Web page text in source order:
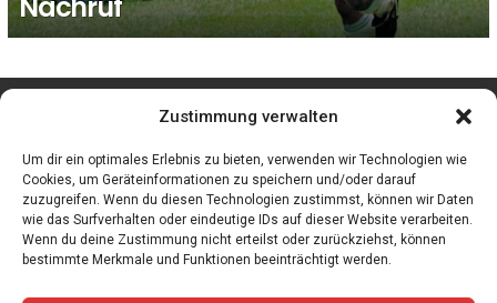
Zustimmung verwalten
Um dir ein optimales Erlebnis zu bieten, verwenden wir Technologien wie
Cookies, um Geräteinformationen zu speichern und/oder darauf
zuzugreifen. Wenn du diesen Technologien zustimmst, können wir Daten
wie das Surfverhalten oder eindeutige IDs auf dieser Website verarbeiten.
Wenn du deine Zustimmung nicht erteilst oder zurückziehst, können
bestimmte Merkmale und Funktionen beeinträchtigt werden.
facebook instagram
Spiele Zitate Kontakt Datenschutz Impressum